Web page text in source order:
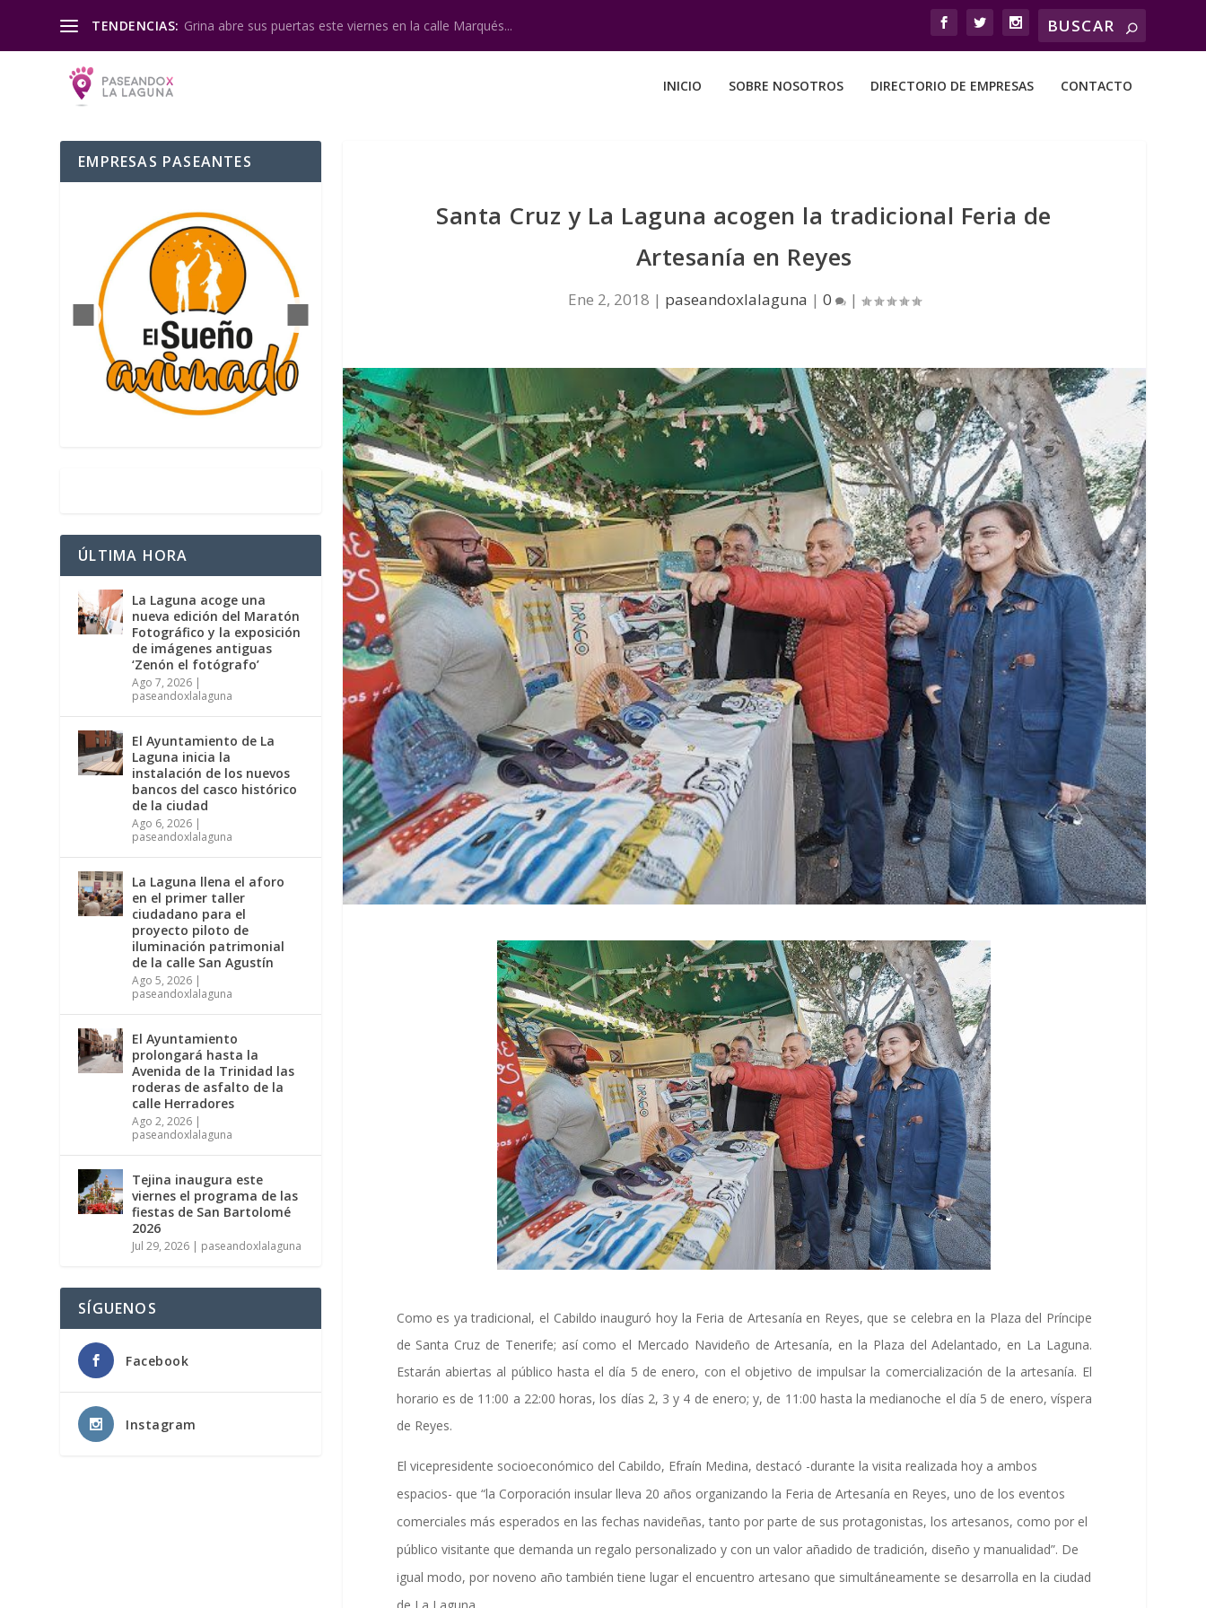
TENDENCIAS: Grina abre sus puertas este viernes en la calle Marqués...
INICIO SOBRE NOSOTROS DIRECTORIO DE EMPRESAS CONTACTO
Santa Cruz y La Laguna acogen la tradicional Feria de
Artesanía en Reyes
Ene 2, 2018 | paseandoxlalaguna | 0 |
Como es ya tradicional, el Cabildo inauguró hoy la Feria de Artesanía en Reyes, que se celebra en la Plaza del Príncipe
de Santa Cruz de Tenerife; así como el Mercado Navideño de Artesanía, en la Plaza del Adelantado, en La Laguna.
Estarán abiertas al público hasta el día 5 de enero, con el objetivo de impulsar la comercialización de la artesanía. El
horario es de 11:00 a 22:00 horas, los días 2, 3 y 4 de enero; y, de 11:00 hasta la medianoche el día 5 de enero, víspera
de Reyes.
El vicepresidente socioeconómico del Cabildo, Efraín Medina, destacó -durante la visita realizada hoy a ambos
espacios- que “la Corporación insular lleva 20 años organizando la Feria de Artesanía en Reyes, uno de los eventos
comerciales más esperados en las fechas navideñas, tanto por parte de sus protagonistas, los artesanos, como por el
público visitante que demanda un regalo personalizado y con un valor añadido de tradición, diseño y manualidad”. De
igual modo, por noveno año también tiene lugar el encuentro artesano que simultáneamente se desarrolla en la ciudad
de La Laguna.
EMPRESAS PASEANTES
ÚLTIMA HORA
La Laguna acoge una
nueva edición del Maratón
Fotográfico y la exposición
de imágenes antiguas
‘Zenón el fotógrafo’
Ago 7, 2026 |
paseandoxlalaguna
El Ayuntamiento de La
Laguna inicia la
instalación de los nuevos
bancos del casco histórico
de la ciudad
Ago 6, 2026 |
paseandoxlalaguna
La Laguna llena el aforo
en el primer taller
ciudadano para el
proyecto piloto de
iluminación patrimonial
de la calle San Agustín
Ago 5, 2026 |
paseandoxlalaguna
El Ayuntamiento
prolongará hasta la
Avenida de la Trinidad las
roderas de asfalto de la
calle Herradores
Ago 2, 2026 |
paseandoxlalaguna
Tejina inaugura este
viernes el programa de las
fiestas de San Bartolomé
2026
Jul 29, 2026 | paseandoxlalaguna
SÍGUENOS
Facebook
Instagram